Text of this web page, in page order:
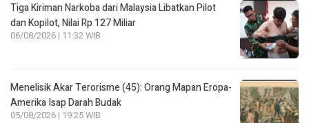
Tiga Kiriman Narkoba dari Malaysia Libatkan Pilot
dan Kopilot, Nilai Rp 127 Miliar
06/08/2026 | 11:32 WIB
Menelisik Akar Terorisme (45): Orang Mapan Eropa-
Amerika Isap Darah Budak
05/08/2026 | 19:25 WIB